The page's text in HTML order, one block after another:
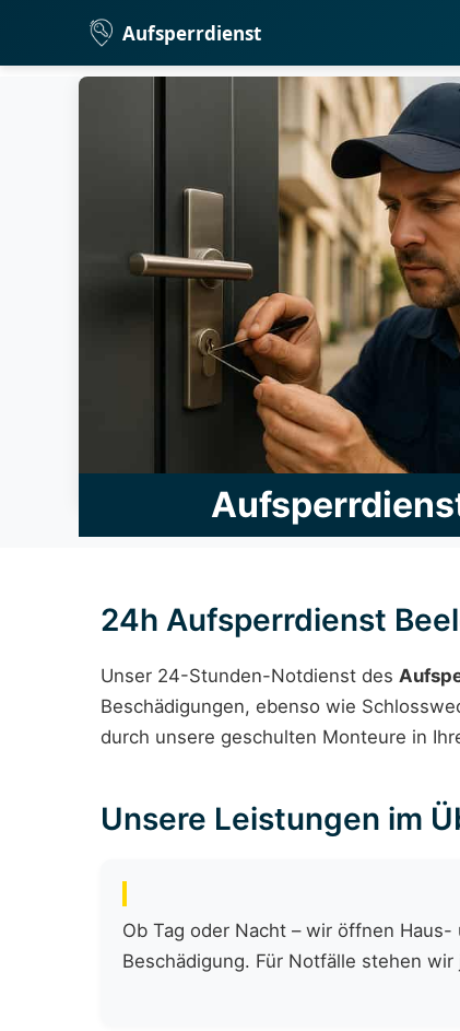
Aufsperrdienst
24h Aufsperrdienst
Unser 24-Stunden-Notdienst des
Beschädigungen, ebenso wie
durch unsere geschulten Monteure in
Unsere Leistungen im
Ob Tag oder Nacht – wir öffnen
Beschädigung. Für Notfälle stehen